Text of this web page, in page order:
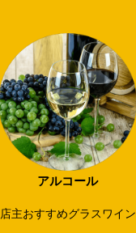
アルコール
店主おすすめグラスワイン